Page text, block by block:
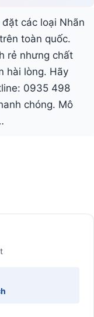
các loại Nhãn
toàn quốc.
rẻ nhưng chất
hài lòng. Hãy
0935 498
chóng. Mô